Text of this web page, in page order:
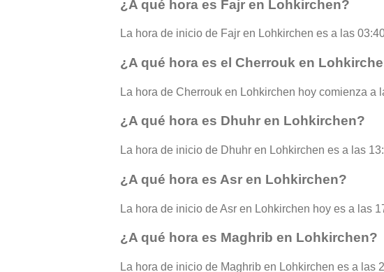
¿A qué hora es Fajr en Lohkirchen?
La hora de inicio de Fajr en Lohkirchen es a las
¿A qué hora es el Cherrouk en
La hora de Cherrouk en Lohkirchen hoy comienza a
¿A qué hora es Dhuhr en Lohkirchen?
La hora de inicio de Dhuhr en Lohkirchen es a las
¿A qué hora es Asr en Lohkirchen?
La hora de inicio de Asr en Lohkirchen hoy es a las
¿A qué hora es Maghrib en Lohkirchen?
La hora de inicio de Maghrib en Lohkirchen es a las